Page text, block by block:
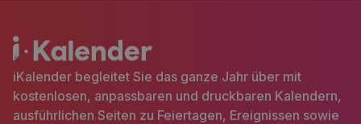
iKalender begleitet Sie das ganze Jahr über mit
kostenlosen, anpassbaren und druckbaren Kalendern,
ausführlichen Seiten zu Feiertagen, Ereignissen sowie